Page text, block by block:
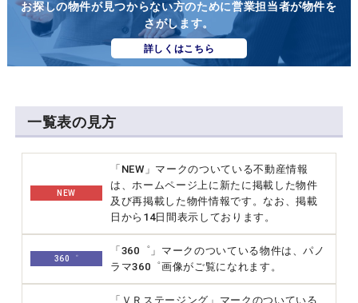
お探しの物件が見つからない方のために営業担当者が物件を
さがします。
詳しくはこちら
一覧表の見方
NEW
「NEW」マークのついている不動産情報
は、ホームページ上に新たに掲載した物件
及び再掲載した物件情報です。なお、掲載
日から14日間表示しております。
360゜
「360゜」マークのついている物件は、パノ
ラマ360゜画像がご覧になれます。
「ＶＲステージング」マークのついている